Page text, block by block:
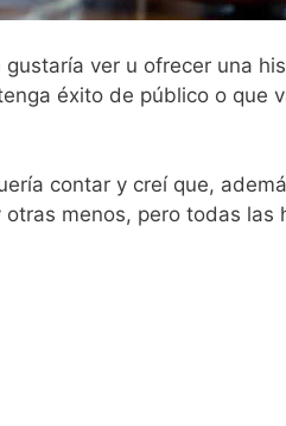
ver u ofrecer una
éxito de público o que
contar y creí que,
menos, pero todas las